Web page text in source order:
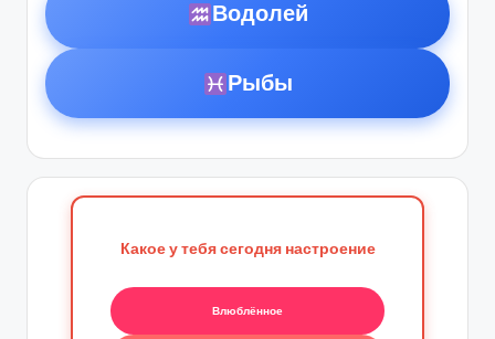
Водолей
Рыбы
Какое у тебя сегодня настроение
Влюблённое